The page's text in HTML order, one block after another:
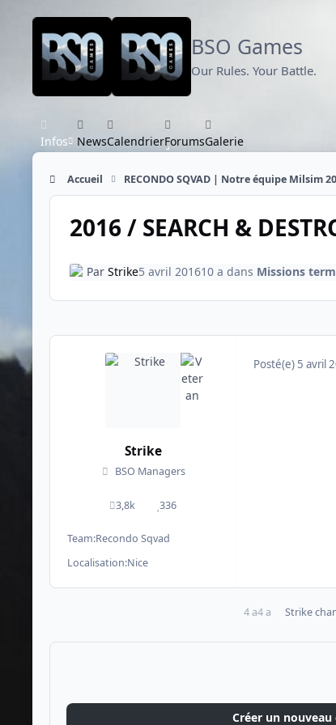
BSO Games
Our Rules. Your Battle.
Infos NewsCalendrierForumsGalerie
Accueil RECONDO SQVAD | Notre équipe Milsim
2016 / SEARCH &
Par Strike5 avril 201610 a dans Missions
Strike
BSO Managers
3,8k
messages336
Réputation
Team:Recondo Sqvad
Localisation:Nice
Posté(e) 5 avril
4 a4 a Strike
Créer un